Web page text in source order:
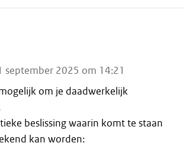
september 2025 om 14:21
om je daadwerkelijk
beslissing waarin komt te staan
kan worden: